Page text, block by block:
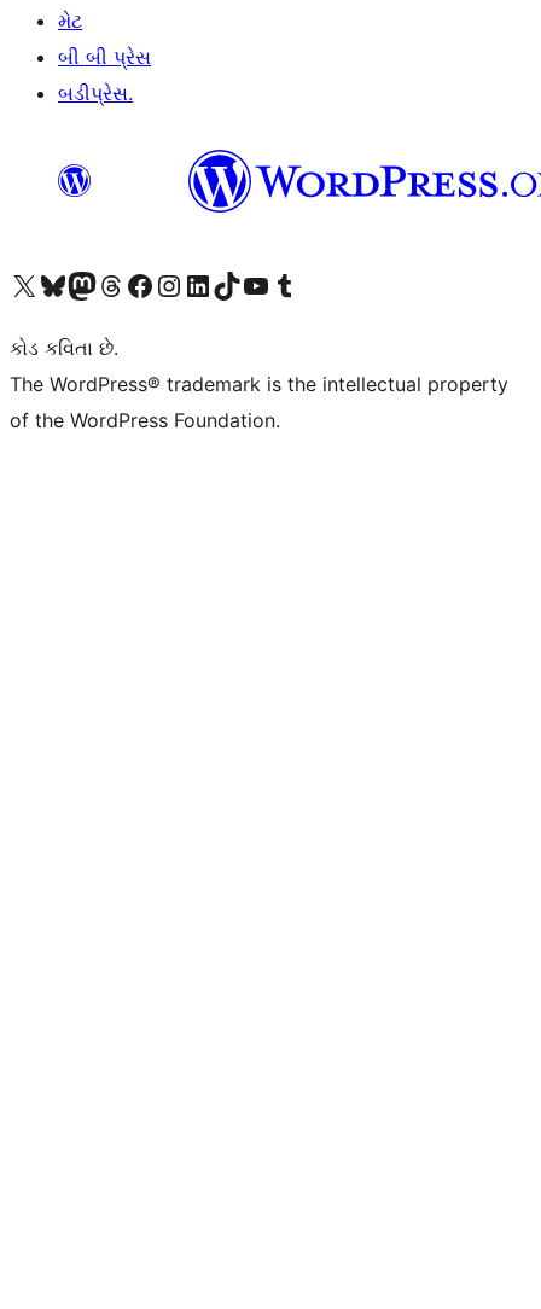
મેટ
બી બી પ્રેસ
બડીપ્રેસ.
અમારા X (અગાઉ ટ્વિટર) એકાઉન્ટની મુલાકાત લોઅમારા Bluesky એકાઉન્ટની મુલાકાત લોઅમારા માસ્ટોડોન એકાઉન્ટની મુલાકાત લોઅમારા Threads એકાઉન્ટની મુલાકાત લો અમારા ફેસબુક પેજની મુલાકાત લોઅમારા ઇન્સ્ટાગ્રામ એકાઉન્ટની મુલાકાત લો અમારા LinkedIn એકાઉન્ટની મુલાકાત લોઅમારા TikTok એકાઉન્ટની મુલાકાત લોઅમારી YouTube ચેનલની મુલાકાત લો અમારા Tumblr એકાઉન્ટની મુલાકાત લો
કોડ કવિતા છે.
The WordPress® trademark is the intellectual property
of the WordPress Foundation.